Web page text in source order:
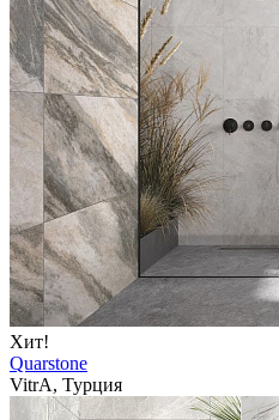
Хит!
Quarstone
VitrA, Турция